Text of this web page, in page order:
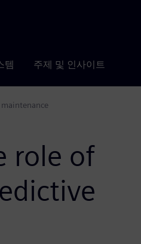
템 주제 및 인사이트
role of